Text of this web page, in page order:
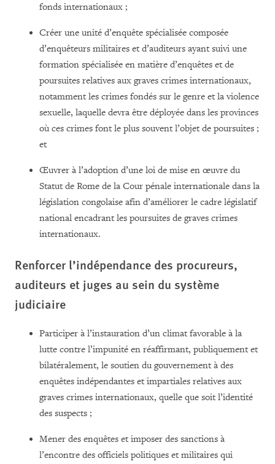
fonds internationaux ;
Créer une unité d’enquête spécialisée composée
d’enquêteurs militaires et d’auditeurs ayant suivi une
formation spécialisée en matière d’enquêtes et de
poursuites relatives aux graves crimes internationaux,
notamment les crimes fondés sur le genre et la violence
sexuelle, laquelle devra être déployée dans les provinces
où ces crimes font le plus souvent l’objet de poursuites ;
et
Œuvrer à l’adoption d’une loi de mise en œuvre du
Statut de Rome de la Cour pénale internationale dans la
législation congolaise afin d’améliorer le cadre législatif
national encadrant les poursuites de graves crimes
internationaux.
Renforcer l’indépendance des procureurs,
auditeurs et juges au sein du système
judiciaire
Participer à l’instauration d’un climat favorable à la
lutte contre l’impunité en réaffirmant, publiquement et
bilatéralement, le soutien du gouvernement à des
enquêtes indépendantes et impartiales relatives aux
graves crimes internationaux, quelle que soit l’identité
des suspects ;
Mener des enquêtes et imposer des sanctions à
l’encontre des officiels politiques et militaires qui